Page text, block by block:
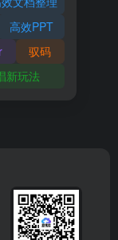
高效PPT
驭码
新玩法